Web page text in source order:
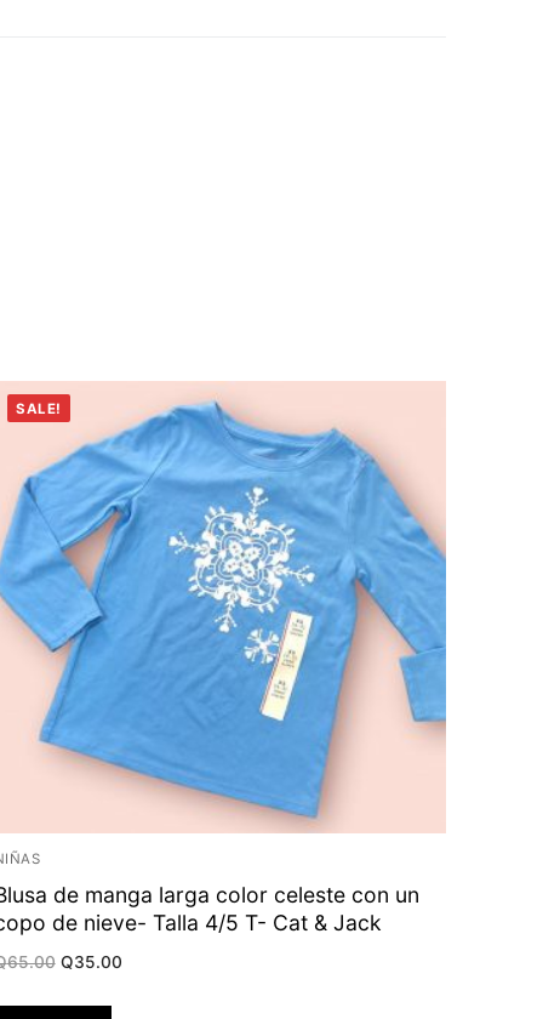
SALE!
de manga larga color celeste con un
de nieve- Talla 4/5 T- Cat & Jack
65.00 Original
price
Q65.00.
Q35.00Current